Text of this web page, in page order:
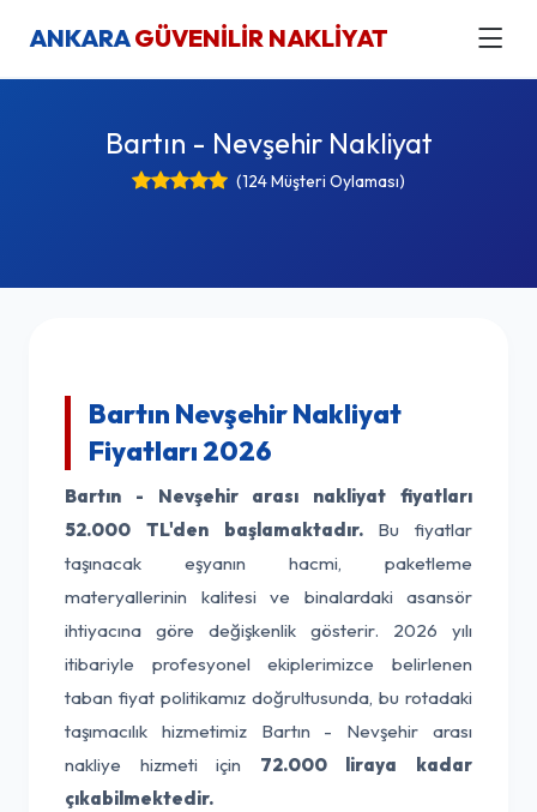
ANKARAGÜVENİLİR NAKLİYAT
Bartın - Nevşehir Nakliyat
(124 Müşteri Oylaması)
Bartın Nevşehir Nakliyat
Fiyatları 2026
Bartın - Nevşehir arası nakliyat fiyatları
52.000 TL'den başlamaktadır.Bu fiyatlar
taşınacak eşyanın hacmi, paketleme
materyallerinin kalitesi ve binalardaki asansör
ihtiyacına göre değişkenlik gösterir. 2026 yılı
itibariyle profesyonel ekiplerimizce belirlenen
taban fiyat politikamız doğrultusunda, bu rotadaki
taşımacılık hizmetimiz Bartın - Nevşehir arası
nakliye hizmeti için 72.000 liraya kadar
çıkabilmektedir.